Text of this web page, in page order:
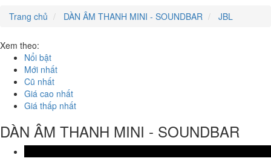
Trang chủ
DÀN ÂM THANH MINI - SOUNDBAR JBL
Xem theo:
Nổi bật
Mới nhất
Cũ nhất
Giá cao nhất
Giá thấp nhất
DÀN ÂM THANH MINI - SOUNDBAR